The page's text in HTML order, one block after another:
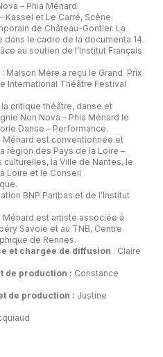
– Phia Ménard
Kassel et Le Carré, Scène
de Château-Gontier. La
le cadre de la documenta 14
au soutien de l’Institut Français
Maison Mère a reçu le Grand Prix
International Théâtre Festival
critique théâtre, danse et
Non Nova – Phia Ménard le
Danse – Performance.
Ménard est conventionnée et
région des Pays de la Loire –
la Ville de Nantes, le
Loire et le Conseil
BNP Paribas et de l’Institut
Ménard est artiste associée à
Savoie et au TNB, Centre
de Rennes.
et chargée de diffusion : Claire
de production : Constance
de production : Justine